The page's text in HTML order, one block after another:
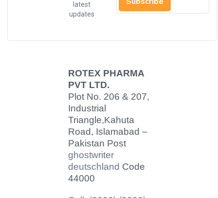
latest
updates
ROTEX PHARMA
PVT LTD.
Plot No. 206 & 207,
Industrial
Triangle,Kahuta
Road, Islamabad –
Pakistan Post
ghostwriter
deutschland Code
44000